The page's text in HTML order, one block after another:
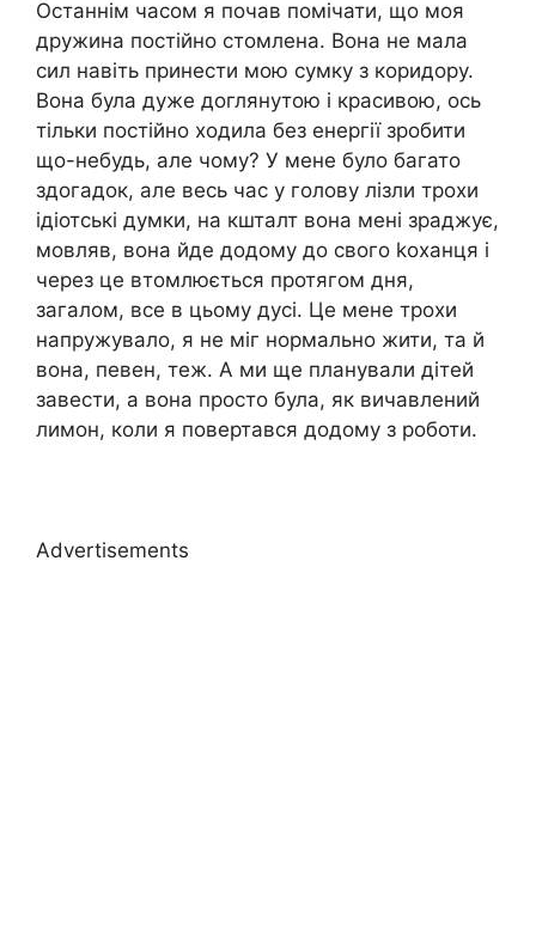
Останнім часом я почав помічати, що моя
дружина постійно стомлена. Вона не мала
сил навіть принести мою сумку з коридору.
Вона була дуже доглянутою і красивою, ось
тільки постійно ходила без енергії зробити
що-небудь, але чому? У мене було багато
здогадок, але весь час у голову лізли трохи
ідіотські думки, на кшталт вона мені зраджує,
мовляв, вона йде додому до свого kоханця і
через це втомлюється протягом дня,
загалом, все в цьому дусі. Це мене трохи
напружувало, я не міг нормально жити, та й
вона, певен, теж. А ми ще планували дітей
завести, а вона просто була, як вичавлений
лимон, коли я повертався додому з роботи.
Advertisements